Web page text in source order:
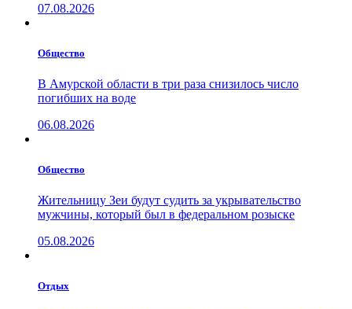
07.08.2026
Общество
В Амурской области в три раза снизилось число
погибших на воде
06.08.2026
Общество
Жительницу Зеи будут судить за укрывательство
мужчины, который был в федеральном розыске
05.08.2026
Отдых